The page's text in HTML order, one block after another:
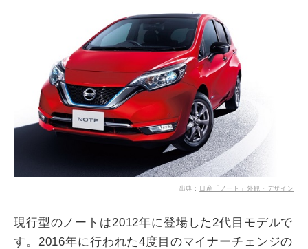
出典： 日産「ノート」外観・デザイン
現行型のノートは2012年に登場した2代目モデルで
す。2016年に行われた4度目のマイナーチェンジの